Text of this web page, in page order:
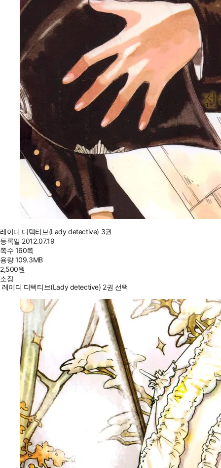
레이디 디텍티브(Lady detective) 3권
등록일 2012.07.19
쪽수 160쪽
용량109.3MB
2,500원
소장
레이디 디텍티브(Lady detective) 2권 선택